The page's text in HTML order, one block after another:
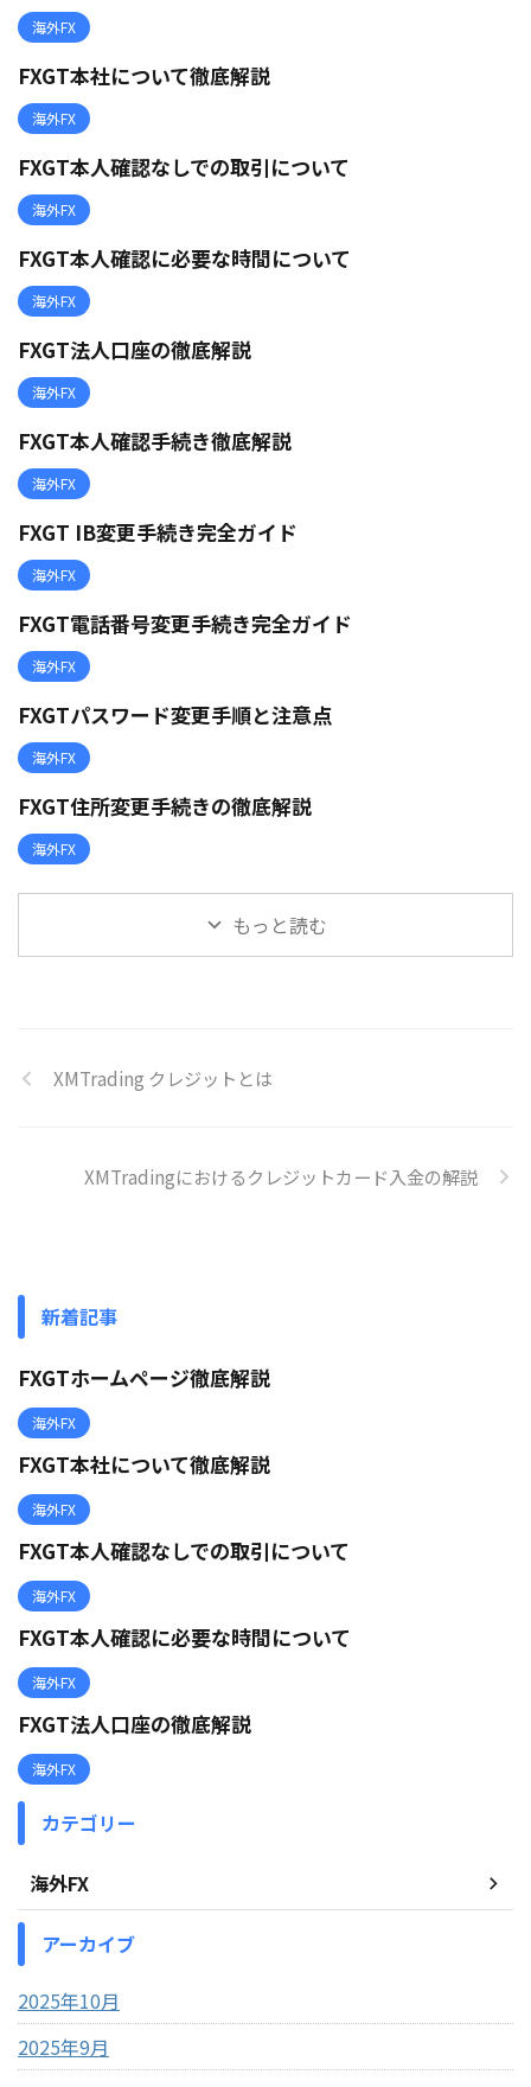
海外FX
FXGT本社について徹底解説
海外FX
FXGT本人確認なしでの取引について
海外FX
FXGT本人確認に必要な時間について
海外FX
FXGT法人口座の徹底解説
海外FX
FXGT本人確認手続き徹底解説
海外FX
FXGT IB変更手続き完全ガイド
海外FX
FXGT電話番号変更手続き完全ガイド
海外FX
FXGTパスワード変更手順と注意点
海外FX
FXGT住所変更手続きの徹底解説
海外FX
もっと読む
XMTrading クレジットとは
XMTradingにおけるクレジットカード入金の解説
新着記事
FXGTホームページ徹底解説
海外FX
FXGT本社について徹底解説
海外FX
FXGT本人確認なしでの取引について
海外FX
FXGT本人確認に必要な時間について
海外FX
FXGT法人口座の徹底解説
海外FX
カテゴリー
海外FX
アーカイブ
2025年10月
2025年9月